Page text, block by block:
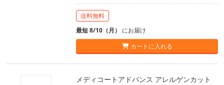
送料無料
最短 8/10（月） にお届け
カートに入れる
メディコートアドバンス アレルゲンカット